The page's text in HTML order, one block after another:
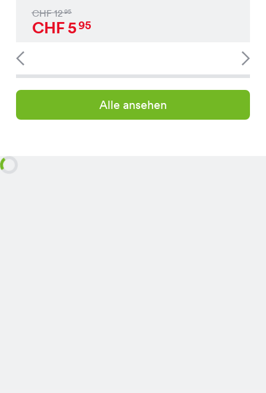
CHF1295
CHF595
Alle ansehen